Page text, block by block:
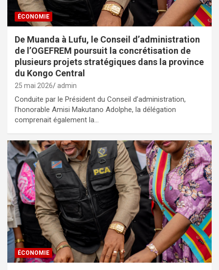
ÉCONOMIE
De Muanda à Lufu, le Conseil d’administration
de l’OGEFREM poursuit la concrétisation de
plusieurs projets stratégiques dans la province
du Kongo Central
25 mai 2026 admin
Conduite par le Président du Conseil d’administration,
l’honorable Amisi Makutano Adolphe, la délégation
comprenait également la…
ÉCONOMIE